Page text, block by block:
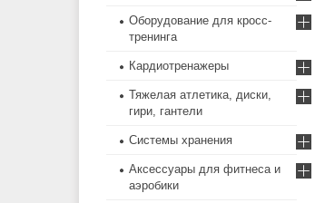
Оборудование для кросс-
тренинга
Кардиотренажеры
Тяжелая атлетика, диски,
гири, гантели
Системы хранения
Аксессуары для фитнеса и
аэробики